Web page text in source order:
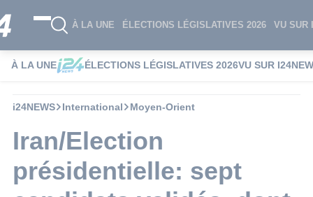
À LA UNE ÉLECTIONS LÉGISLATIVES 2026 VU SUR
À LA UNE ÉLECTIONS LÉGISLATIVES 2026VU SUR
i24NEWS International Moyen-Orient
Iran/Election
présidentielle: sept